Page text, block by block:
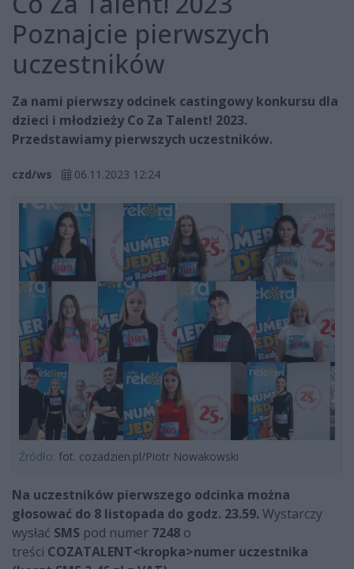
Poznajcie pierwszych
uczestników
Za nami pierwszy odcinek castingowy konkursu dla
dzieci i młodzieży Co Za Talent! 2023.
Przedstawiamy pierwszych uczestników.
czd/ws 06.11.2023 12:24
Źródło: fot. cozadzien.pl/Piotr Nowakowski
Na uczestników pierwszego odcinka można
głosować do 8 listopada do godz. 23.59. Wystarczy
wysłać SMS pod numer 7248 o
treści COZATALENT<kropka>numer uczestnika